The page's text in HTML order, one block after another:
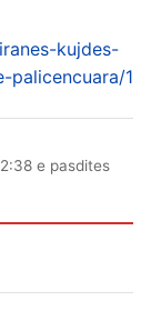
kujdes-
palicencuara/1
e pasdites